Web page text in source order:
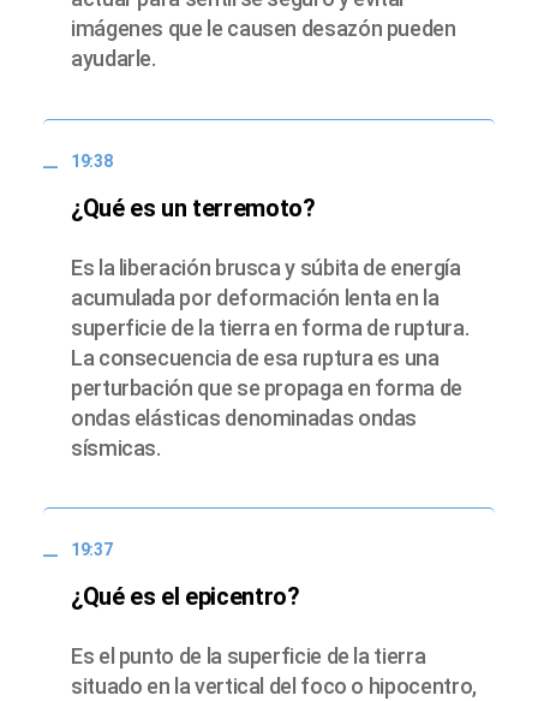
imágenes que le causen desazón pueden
ayudarle.
19:38
¿Qué es un terremoto?
Es la liberación brusca y súbita de energía
acumulada por deformación lenta en la
superficie de la tierra en forma de ruptura.
La consecuencia de esa ruptura es una
perturbación que se propaga en forma de
ondas elásticas denominadas ondas
sísmicas.
19:37
¿Qué es el epicentro?
Es el punto de la superficie de la tierra
situado en la vertical del foco o hipocentro,